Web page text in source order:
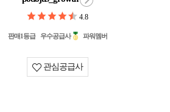
4.8
판매1등급 우수공급사 파워멤버
관심공급사